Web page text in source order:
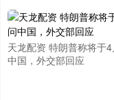
天龙配资 特朗普称将于
中国，外交部回应